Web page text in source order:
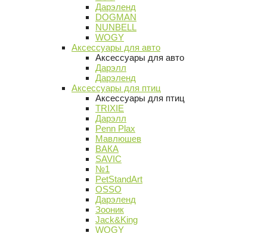
Дарэленд
DOGMAN
NUNBELL
WOGY
Аксессуары для авто
Аксессуары для авто
Дарэлл
Дарэленд
Аксессуары для птиц
Аксессуары для птиц
TRIXIE
Дарэлл
Penn Plax
Мавлюшев
ВАКА
SAVIC
№1
PetStandArt
OSSO
Дарэленд
Зооник
Jack&King
WOGY